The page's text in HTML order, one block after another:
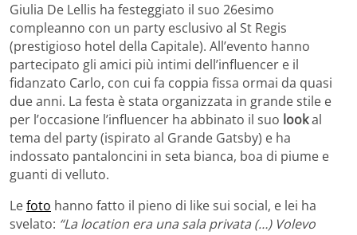
Giulia De Lellis ha festeggiato il suo 26esimo
compleanno con un party esclusivo al St Regis
(prestigioso hotel della Capitale). All’evento hanno
partecipato gli amici più intimi dell’influencer e il
fidanzato Carlo, con cui fa coppia fissa ormai da quasi
due anni. La festa è stata organizzata in grande stile e
per l’occasione l’influencer ha abbinato il suo lookal
tema del party (ispirato al Grande Gatsby) e ha
indossato pantaloncini in seta bianca, boa di piume e
guanti di velluto.
Lefoto hanno fatto il pieno di like sui social, e lei ha
svelato: “La location era una sala privata (…) Volevo